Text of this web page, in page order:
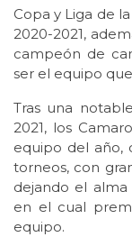
Copa y Liga de
2020-2021,
campeón de
ser el equipo
Tras una
2021, los
equipo del año,
torneos, con
dejando el
en el cual
equipo.